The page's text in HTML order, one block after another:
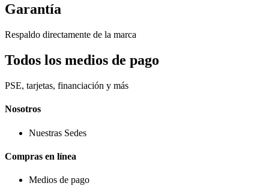
Garantía
Respaldo directamente de la marca
Todos los medios de pago
PSE, tarjetas, financiación y más
Nosotros
Nuestras Sedes
Compras en línea
Medios de pago